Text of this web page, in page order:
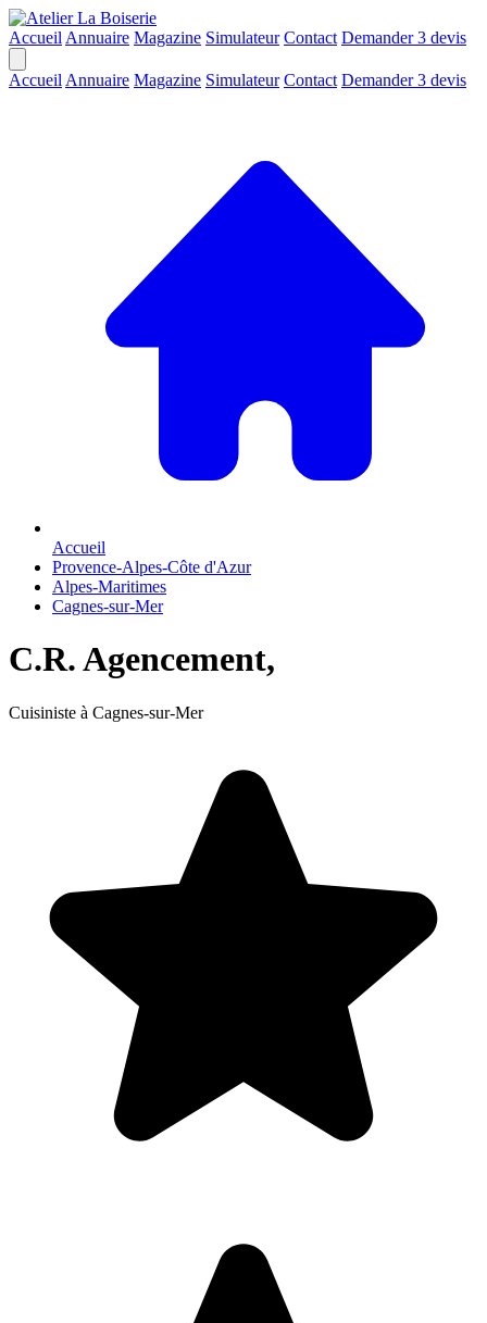
Accueil Annuaire Magazine Simulateur Contact Demander 3 devis
Accueil Annuaire Magazine Simulateur Contact Demander 3 devis
Accueil
Provence-Alpes-Côte d'Azur
Alpes-Maritimes
Cagnes-sur-Mer
C.R. Agencement,
Cuisiniste à Cagnes-sur-Mer